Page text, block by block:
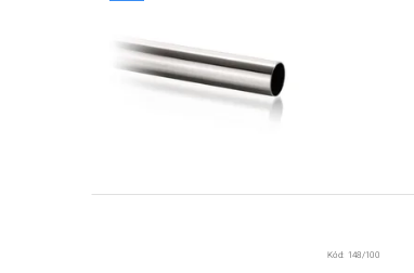
Kód: 148/100